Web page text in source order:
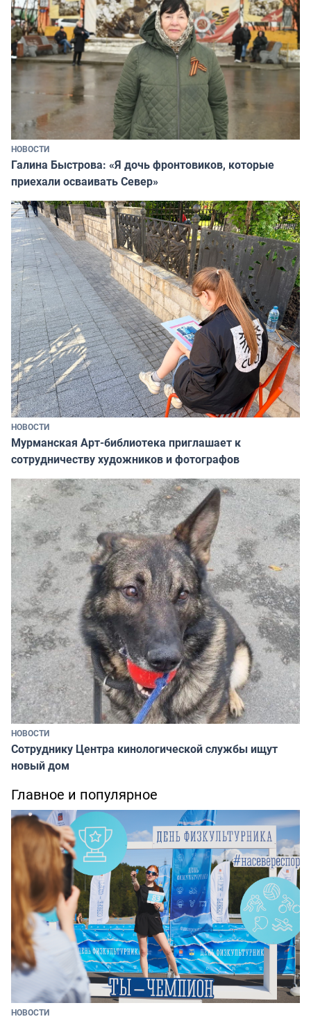
НОВОСТИ
Галина Быстрова: «Я дочь фронтовиков, которые
приехали осваивать Север»
НОВОСТИ
Мурманская Арт-библиотека приглашает к
сотрудничеству художников и фотографов
НОВОСТИ
Сотруднику Центра кинологической службы ищут
новый дом
Главное и популярное
НОВОСТИ